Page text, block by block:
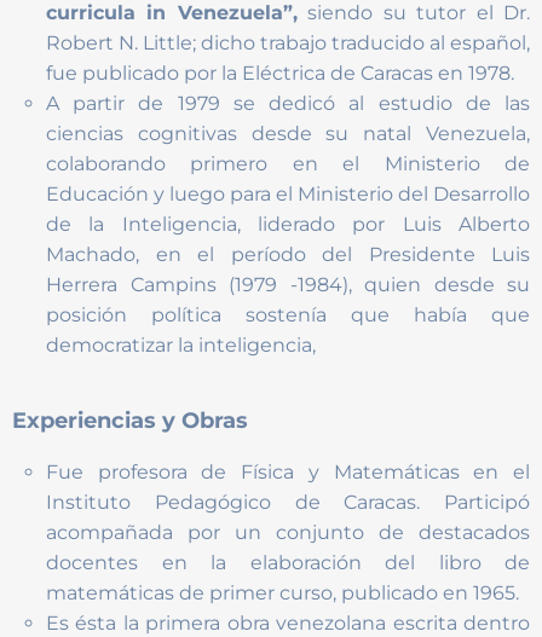
curricula in Venezuela”,siendo su tutor el Dr.
Robert N. Little; dicho trabajo traducido al español,
fue publicado por la Eléctrica de Caracas en 1978.
A partir de 1979 se dedicó al estudio de las
ciencias cognitivas desde su natal Venezuela,
colaborando primero en el Ministerio de
Educación y luego para el Ministerio del Desarrollo
de la Inteligencia, liderado por Luis Alberto
Machado, en el período del Presidente Luis
Herrera Campins (1979 -1984), quien desde su
posición política sostenía que había que
democratizar la inteligencia,
Experiencias y Obras
Fue profesora de Física y Matemáticas en el
Instituto Pedagógico de Caracas. Participó
acompañada por un conjunto de destacados
docentes en la elaboración del libro de
matemáticas de primer curso, publicado en 1965.
Es ésta la primera obra venezolana escrita dentro